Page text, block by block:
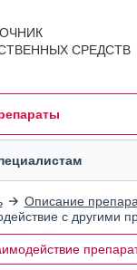
СРЕДСТВ
Описание
с другими